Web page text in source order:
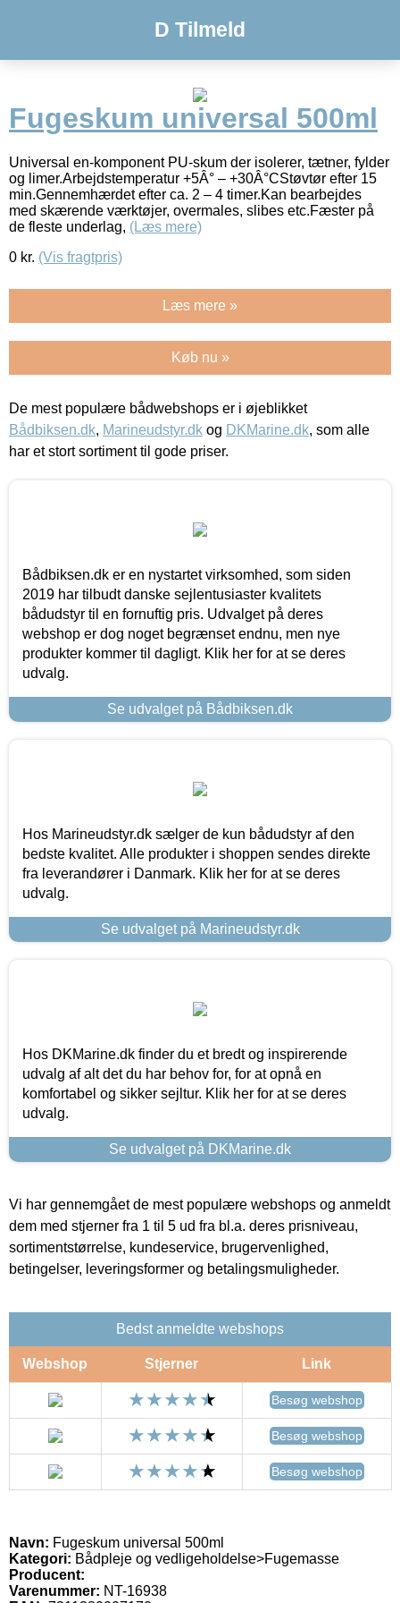
D Tilmeld
Fugeskum universal 500ml
Universal en-komponent PU-skum der isolerer, tætner, fylder
og limer.Arbejdstemperatur +5Â° – +30Â°CStøvtør efter 15
min.Gennemhærdet efter ca. 2 – 4 timer.Kan bearbejdes
med skærende værktøjer, overmales, slibes etc.Fæster på
de fleste underlag, (Læs mere)
0 kr. (Vis fragtpris)
Læs mere »
Køb nu »
De mest populære bådwebshops er i øjeblikket
Bådbiksen.dk, Marineudstyr.dk og DKMarine.dk, som alle
har et stort sortiment til gode priser.
Bådbiksen.dk er en nystartet virksomhed, som siden
2019 har tilbudt danske sejlentusiaster kvalitets
bådudstyr til en fornuftig pris. Udvalget på deres
webshop er dog noget begrænset endnu, men nye
produkter kommer til dagligt. Klik her for at se deres
udvalg.
Se udvalget på Bådbiksen.dk
Hos Marineudstyr.dk sælger de kun bådudstyr af den
bedste kvalitet. Alle produkter i shoppen sendes direkte
fra leverandører i Danmark. Klik her for at se deres
udvalg.
Se udvalget på Marineudstyr.dk
Hos DKMarine.dk finder du et bredt og inspirerende
udvalg af alt det du har behov for, for at opnå en
komfortabel og sikker sejltur. Klik her for at se deres
udvalg.
Se udvalget på DKMarine.dk
Vi har gennemgået de mest populære webshops og anmeldt
dem med stjerner fra 1 til 5 ud fra bl.a. deres prisniveau,
sortimentstørrelse, kundeservice, brugervenlighed,
betingelser, leveringsformer og betalingsmuligheder.
Bedst anmeldte webshops
Webshop Stjerner Link
Besøg webshop
Besøg webshop
Besøg webshop
Navn: Fugeskum universal 500ml
Kategori: Bådpleje og vedligeholdelse>Fugemasse
Producent:
Varenummer: NT-16938